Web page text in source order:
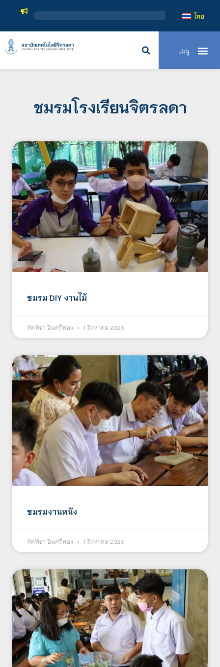
ไทย
ชมรมโรงเรียนจิตรลดา
ชมรม DIY งานไม้
ทัตพิชา อินศรีทอง 1 สิงหาคม 2023
ชมรมงานหนัง
ทัตพิชา อินศรีทอง 1 สิงหาคม 2023